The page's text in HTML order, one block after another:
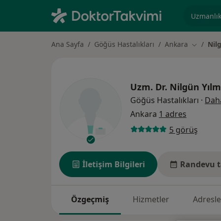
Ana Sayfa Göğüs Hastalıkları Ankara Şehir
Uzm. Dr. Nilgün
Göğüs Hastalıkları ·
Ankara 1 adres
5 görüş
İletişim Bilgileri Randevu
Özgeçmiş Hizmetler